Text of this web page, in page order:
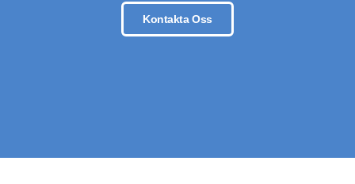
Kontakta Oss